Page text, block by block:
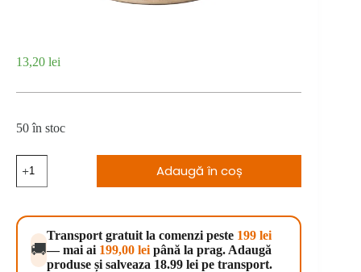
13,20 lei
50 în stoc
Brit
Fresh
with
Pumpkin
400
Adaugă în coș
🚚
Transport gratuit la comenzi peste 199 lei
— mai ai 199,00 lei până la prag. Adaugă
produse și salveaza 18.99 lei pe transport.